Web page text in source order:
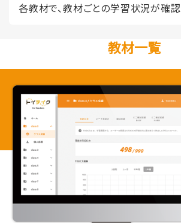
各教材で、教材ごとの学習状況が確認
教材一覧